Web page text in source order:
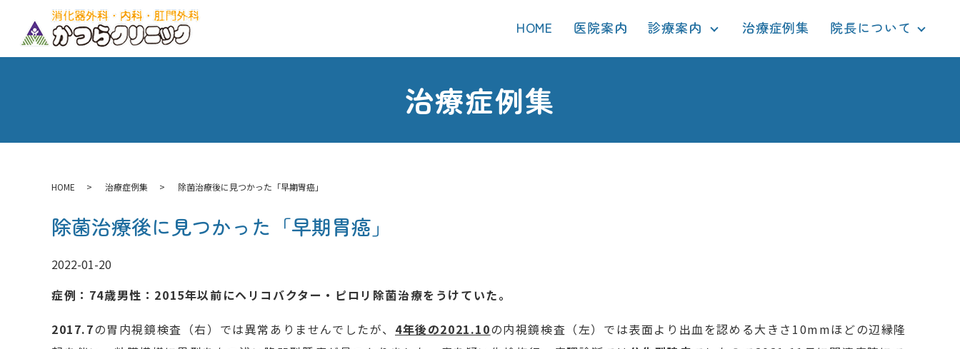
HOME 医院案内 診療案内 治療症例集 院長について
治療症例集
HOME 治療症例集 除菌治療後に見つかった「早期胃癌」
除菌治療後に見つかった「早期胃癌」
2022-01-20
症例：74歳男性：2015年以前にヘリコバクター・ピロリ除菌治療をうけていた。
2017.7の胃内視鏡検査（右）では異常ありませんでしたが、 4年後の2021.10の内視鏡検査（左）では表面より出血を認める大きさ10mmほどの辺縁隆